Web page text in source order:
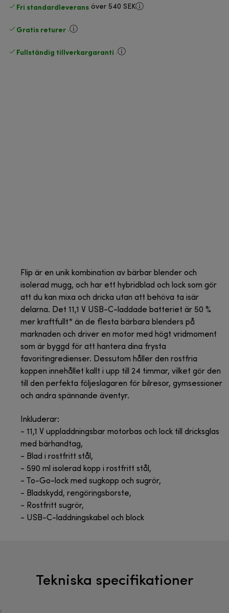
Fri standardleverans över 540 SEK
Gratis returer .
Fullständig tillverkargaranti .
Flip är en unik kombination av bärbar blender och
isolerad mugg, och har ett hybridblad och lock som gör
att du kan mixa och dricka utan att behöva ta isär
delarna. Det 11,1 V USB-C-laddade batteriet är 50 %
mer kraftfullt* än de flesta bärbara blenders på
marknaden och driver en motor med högt vridmoment
som är byggd för att hantera dina frysta
favoritingredienser. Dessutom håller den rostfria
koppen innehållet kallt i upp till 24 timmar, vilket gör den
till den perfekta följeslagaren för bilresor, gymsessioner
och andra spännande äventyr.
Inkluderar:
- 11,1 V uppladdningsbar motorbas och lock till dricksglas
med bärhandtag,
- Blad i rostfritt stål,
- 590 ml isolerad kopp i rostfritt stål,
- To-Go-lock med sugkopp och sugrör,
- Bladskydd, rengöringsborste,
- Rostfritt sugrör,
- USB-C-laddningskabel och block
Tekniska specifikationer